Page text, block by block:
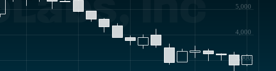
3,000
4,000
5,000